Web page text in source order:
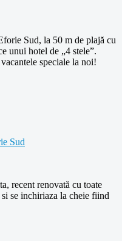
Sud, la 50 m de plajă cu
unui hotel de „4 stele”.
speciale la noi!
Sud
recent renovată cu toate
se inchiriaza la cheie fiind